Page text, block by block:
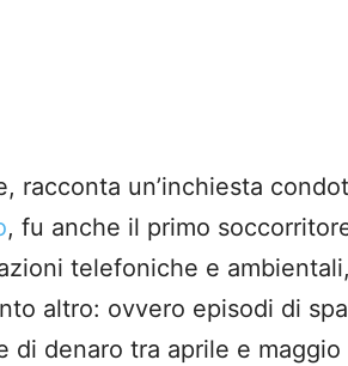
racconta un’inchiesta
, fu anche il primo
telefoniche e
altro: ovvero episodi di
di denaro tra aprile e